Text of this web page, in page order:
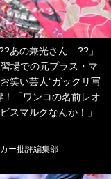
あの兼光さん…??」
場での元プラス・マ
笑い芸人“ガックリ写
！「ワンコの名前レオ
スマルクなんか！」
ー批評編集部